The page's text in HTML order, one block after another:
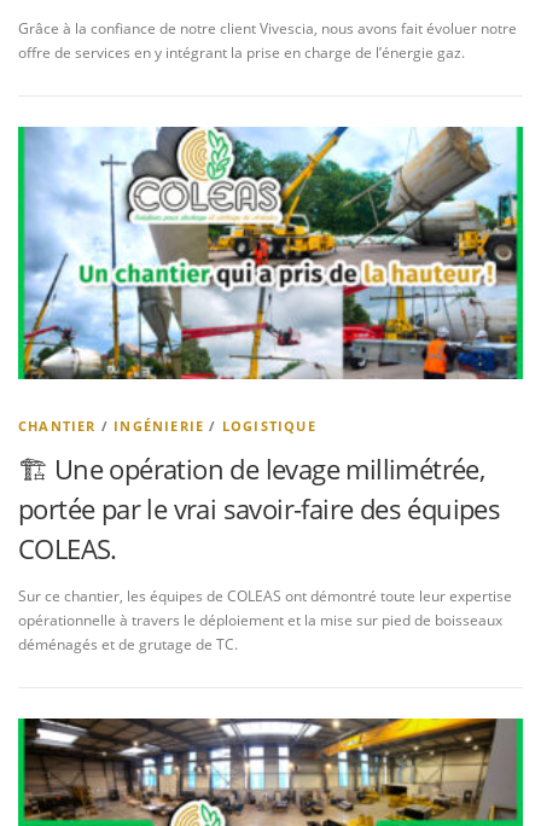
Grâce à la confiance de notre client Vivescia, nous avons fait évoluer notre
offre de services en y intégrant la prise en charge de l’énergie gaz.
CHANTIER / INGÉNIERIE / LOGISTIQUE
🏗️ Une opération de levage millimétrée,
portée par le vrai savoir-faire des équipes
COLEAS.
Sur ce chantier, les équipes de COLEAS ont démontré toute leur expertise
opérationnelle à travers le déploiement et la mise sur pied de boisseaux
déménagés et de grutage de TC.